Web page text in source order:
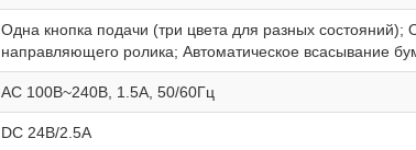
Одна кнопка подачи (три цвета для разных
направляющего ролика; Автоматическое всасывание
AC 100В~240В, 1.5А, 50/60Гц
DC 24В/2.5А